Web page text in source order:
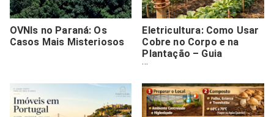
OVNIs no Paraná: Os
Casos Mais Misteriosos
Eletricultura: Como Usar
Cobre no Corpo e na
Plantação – Guia
Completo e Investigativo